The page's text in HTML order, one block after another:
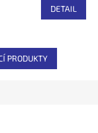
DETAIL
PRODUKTY